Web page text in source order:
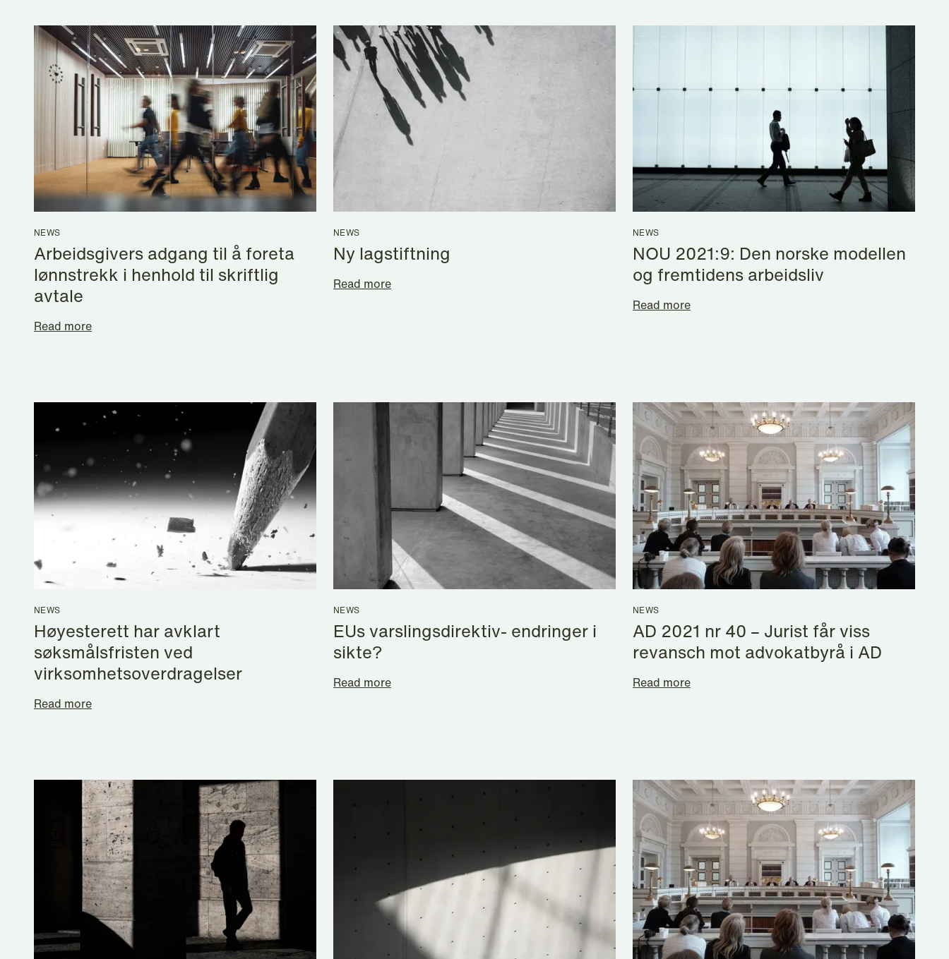
NEWS
Arbeidsgivers adgang til å foreta
lønnstrekk i henhold til skriftlig
avtale
Read more
NEWS
Ny lagstiftning
Read more
NEWS
NOU 2021:9: Den norske modellen
og fremtidens arbeidsliv
Read more
NEWS
Høyesterett har avklart
søksmålsfristen ved
virksomhetsoverdragelser
Read more
NEWS
EUs varslingsdirektiv- endringer i
sikte?
Read more
NEWS
AD 2021 nr 40 – Jurist får viss
revansch mot advokatbyrå i AD
Read more